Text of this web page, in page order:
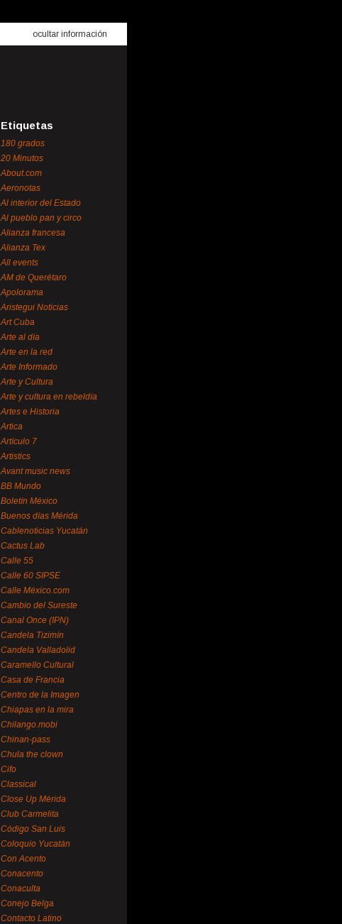
ocultar información
Etiquetas
180 grados
20 Minutos
About.com
Aeronotas
Al interior del Estado
Al pueblo pan y circo
Alianza francesa
Alianza Tex
All events
AM de Querétaro
Apolorama
Aristegui Noticias
Art Cuba
Arte al día
Arte en la red
Arte Informado
Arte y Cultura
Arte y cultura en rebeldía
Artes e Historia
Artica
Artículo 7
Artistics
Avant music news
BB Mundo
Boletín México
Buenos días Mérida
Cablenoticias Yucatán
Cactus Lab
Calle 55
Calle 60 SIPSE
Calle México.com
Cambio del Sureste
Canal Once (IPN)
Candela Tizimín
Candela Valladolid
Caramello Cultural
Casa de Francia
Centro de la Imagen
Chiapas en la mira
Chilango.mobi
Chinan-pass
Chula the clown
Cifo
Classical
Close Up Mérida
Club Carmelita
Código San Luis
Coloquio Yucatán
Con Acento
Conacento
Conaculta
Conejo Belga
Contacto Latino